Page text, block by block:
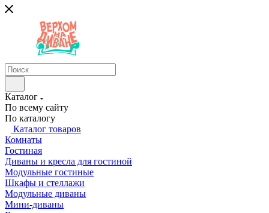
Каталог
По всему сайту
По каталогу
Каталог товаров
Комнаты
Гостиная
Диваны и кресла для гостиной
Модульные гостиные
Шкафы и стеллажи
Модульные диваны
Мини-диваны